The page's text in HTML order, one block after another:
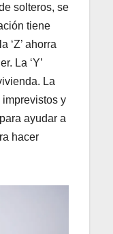
solteros, se
tiene
‘Z’ ahorra
La ‘Y’
La
imprevistos y
ayudar a
hacer